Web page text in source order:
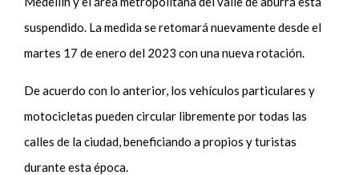
suspendido. La medida se retomará nuevamente desde el
martes 17 de enero del 2023 con una nueva rotación.
De acuerdo con lo anterior, los vehículos particulares y
motocicletas pueden circular libremente por todas las
calles de la ciudad, beneficiando a propios y turistas
durante esta época.